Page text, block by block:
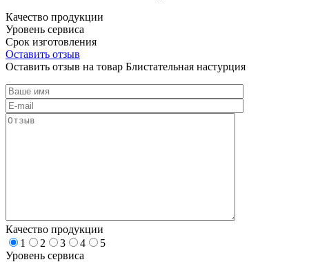
Качество продукции
Уровень сервиса
Срок изготовления
Оставить отзыв
Оставить отзыв на товар Блистательная настурция
Качество продукции
1
2 3 4
5
Уровень сервиса